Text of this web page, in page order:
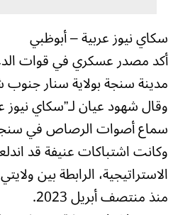
سكاي نيوز عربية – أبوظبي
أكد مصدر عسكري في قوات
مدينة سنجة بولاية سنار
وقال‫ شهود عيان لـ”سكاي نيوز
سماع أصوات الرصاص في
وكانت اشتباكات عنيفة قد
الاستراتيجية، الرابطة بين
منذ منتصف أبريل 2023.